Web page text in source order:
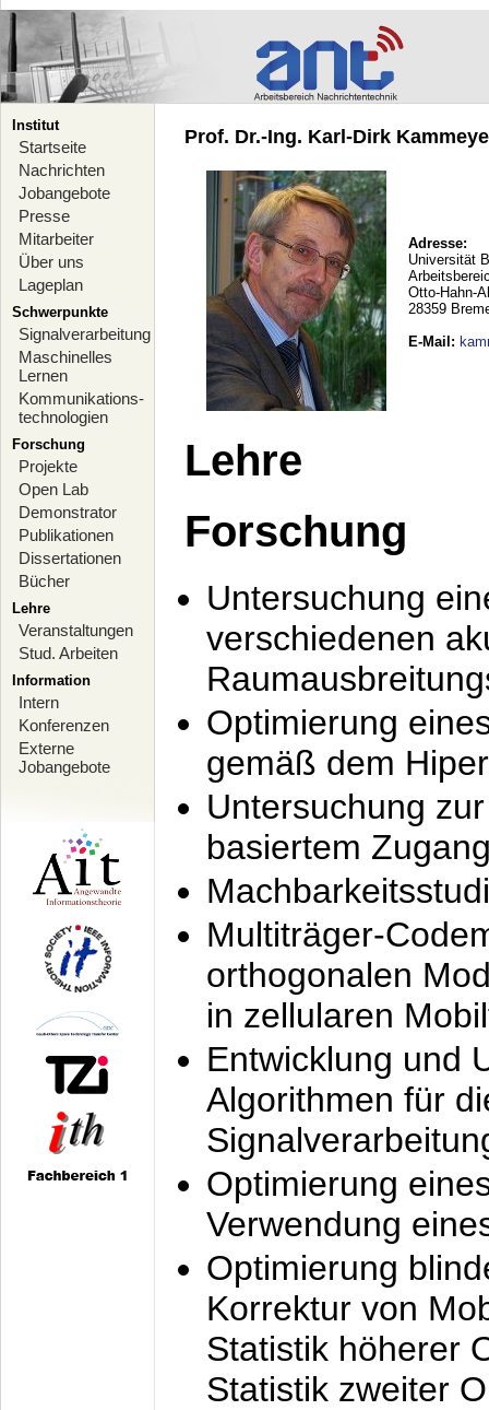
Institut
Startseite
Nachrichten
Jobangebote
Presse
Mitarbeiter
Über uns
Lageplan
Schwerpunkte
Signalverarbeitung
Maschinelles
Lernen
Kommunikations-
technologien
Forschung
Projekte
Open Lab
Demonstrator
Publikationen
Dissertationen
Bücher
Lehre
Veranstaltungen
Stud. Arbeiten
Information
Intern
Konferenzen
Externe
Jobangebote
Prof. Dr.-Ing. Karl-Dirk
Adresse:
Universität
Otto-Hahn-
28359
E-Mail :
Lehre
Forschung
Untersuchung
verschiedenen
Optimierung
gemäß dem
Untersuchung
basiertem
Multiträger-
orthogonalen
in zellularen
Entwicklung und
Algorithmen für
Optimierung
Verwendung
Optimierung
Korrektur von
Statistik höherer
Statistik zweiter